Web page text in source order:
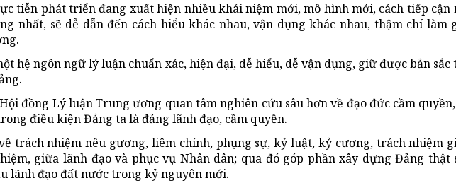
tiễn phát triển đang xuất hiện nhiều khái niệm mới, mô hình mới, cách tiếp cận
nhất, sẽ dễ dẫn đến cách hiểu khác nhau, vận dụng khác nhau, thậm chí làm
hệ ngôn ngữ lý luận chuẩn xác, hiện đại, dễ hiểu, dễ vận dụng, giữ được bản
đồng Lý luận Trung ương quan tâm nghiên cứu sâu hơn về đạo đức cầm
điều kiện Đảng ta là đảng lãnh đạo, cầm quyền.
trách nhiệm nêu gương, liêm chính, phụng sự, kỷ luật, kỷ cương, trách nhiệm
giữa lãnh đạo và phục vụ Nhân dân; qua đó góp phần xây dựng Đảng thật
lãnh đạo đất nước trong kỷ nguyên mới.